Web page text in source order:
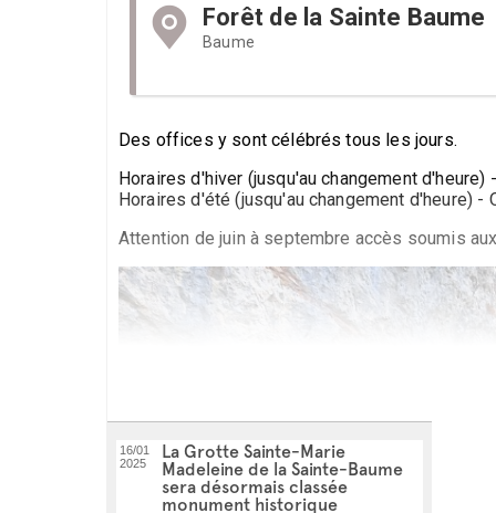
Forêt de la Sainte Baume
Baume
Des offices y sont célébrés tous les jours.
Horaires d'hiver (jusqu'au changement
Horaires d'été (jusqu'au changement d'heure)
Attention de juin à septembre accès soumis
16/01
2025
La Grotte Sainte-Marie
Madeleine de la Sainte-Baume
sera désormais classée
monument historique